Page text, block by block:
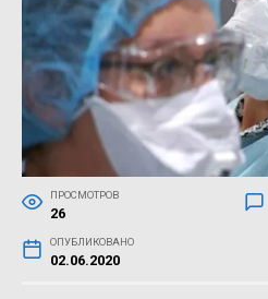
ПРОСМОТРОВ
26
ОПУБЛИКОВАНО
02.06.2020